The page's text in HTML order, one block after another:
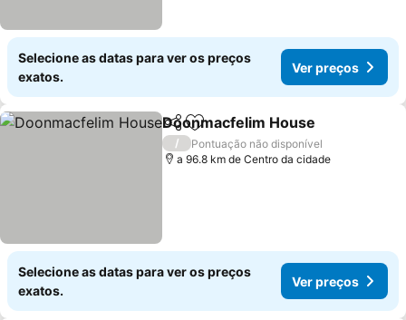
Selecione as datas para ver os preços
exatos.
Ver preços
PartilharAdicionar aos favoritos
Doonmacfelim House
/
Pontuação não disponível
a 96.8 km de Centro da cidade
Selecione as datas para ver os preços
exatos.
Ver preços